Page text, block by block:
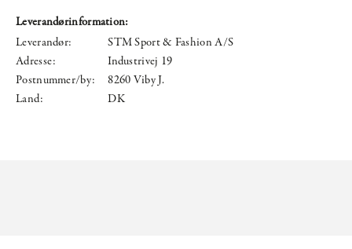
Leverandørinformation:
Leverandør:
STM Sport & Fashion A/S
Adresse:
Industrivej 19
Postnummer/by:
8260 Viby J.
Land:
DK